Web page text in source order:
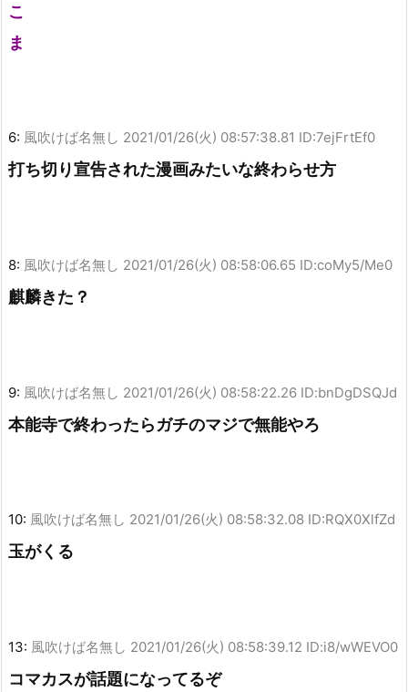
こ
ま
6: 風吹けば名無し 2021/01/26(火) 08:57:38.81 ID:7ejFrtEf0
打ち切り宣告された漫画みたいな終わらせ方
8: 風吹けば名無し 2021/01/26(火) 08:58:06.65 ID:coMy5/Me0
麒麟きた？
9: 風吹けば名無し 2021/01/26(火) 08:58:22.26 ID:bnDgDSQJd
本能寺で終わったらガチのマジで無能やろ
10: 風吹けば名無し 2021/01/26(火) 08:58:32.08 ID:RQX0XlfZd
玉がくる
13: 風吹けば名無し 2021/01/26(火) 08:58:39.12 ID:i8/wWEVO0
コマカスが話題になってるぞ